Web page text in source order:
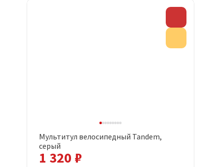
Мультитул велосипедный Tandem,
серый
1 320 ₽